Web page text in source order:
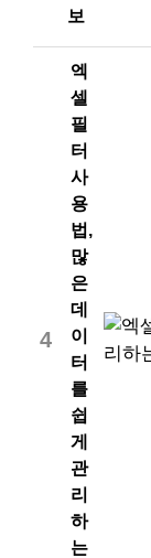
보
4
엑
셀
필
터
사
용
법,
많
은
데
이
터
를
쉽
게
관
리
하
는